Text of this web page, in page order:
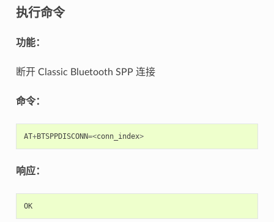
执行命令
功能：
断开 Classic Bluetooth SPP 连接
命令：
AT+BTSPPDISCONN=<conn_index>
响应：
OK